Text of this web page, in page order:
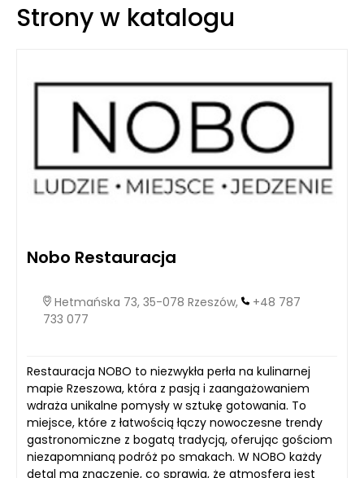
Strony w katalogu
Nobo Restauracja
Hetmańska 73, 35-078 Rzeszów,
+48 787
733 077
Restauracja NOBO to niezwykła perła na kulinarnej
mapie Rzeszowa, która z pasją i zaangażowaniem
wdraża unikalne pomysły w sztukę gotowania. To
miejsce, które z łatwością łączy nowoczesne trendy
gastronomiczne z bogatą tradycją, oferując gościom
niezapomnianą podróż po smakach. W NOBO każdy
detal ma znaczenie, co sprawia, że atmosfera jest